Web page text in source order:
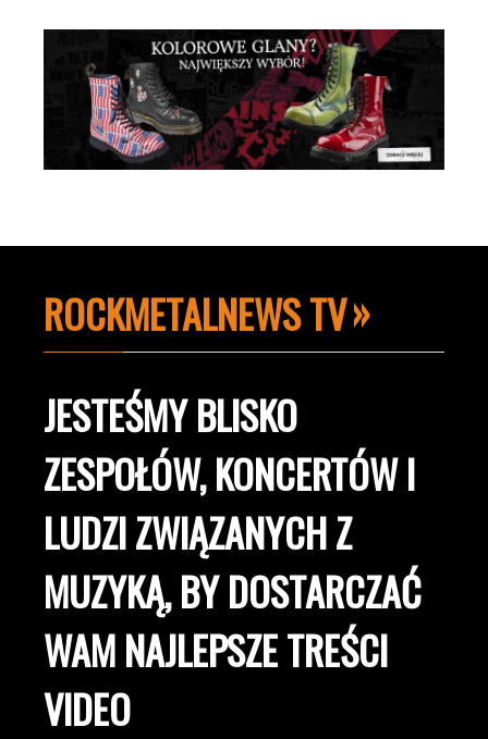
ROCKMETALNEWS TV
JESTEŚMY BLISKO
ZESPOŁÓW, KONCERTÓW I
LUDZI ZWIĄZANYCH Z
MUZYKĄ, BY DOSTARCZAĆ
WAM NAJLEPSZE TREŚCI
VIDEO